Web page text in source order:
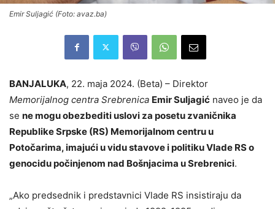
Emir Suljagić (Foto: avaz.ba)
BANJALUKA, 22. maja 2024. (Beta) – Direktor
Memorijalnog centra Srebrenica Emir Suljagić naveo je da
se ne mogu obezbediti uslovi za posetu zvaničnika
Republike Srpske (RS) Memorijalnom centru u
Potočarima, imajući u vidu stavove i politiku Vlade RS o
genocidu počinjenom nad Bošnjacima u Srebrenici.
„Ako predsednik i predstavnici Vlade RS insistiraju da